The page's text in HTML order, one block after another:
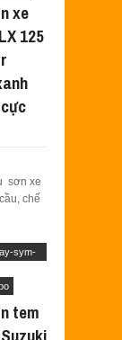
xe
125
sơn xe
chế
sym-
tem